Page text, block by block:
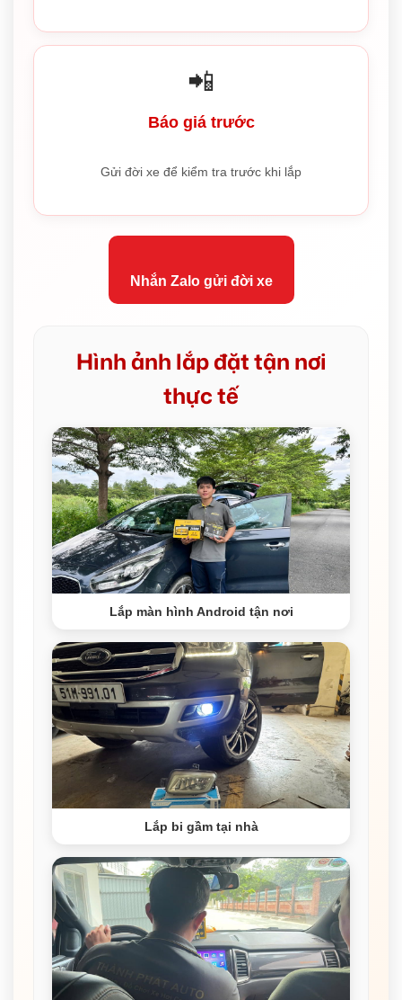
📲
Báo giá trước
Gửi đời xe để kiểm tra trước khi lắp
Nhắn Zalo gửi đời xe
Hình ảnh lắp đặt tận nơi
thực tế
Lắp màn hình Android tận nơi
Lắp bi gầm tại nhà